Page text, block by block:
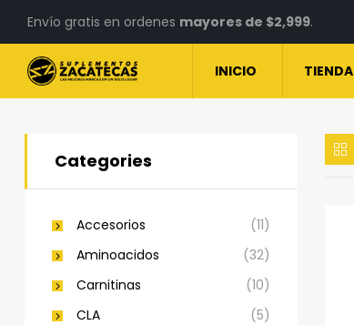
Envío gratis en ordenes mayores de $2,999.
INICIO TIENDA
Categories
Accesorios
(11)
Aminoacidos
(32)
Carnitinas
(10)
CLA
(5)